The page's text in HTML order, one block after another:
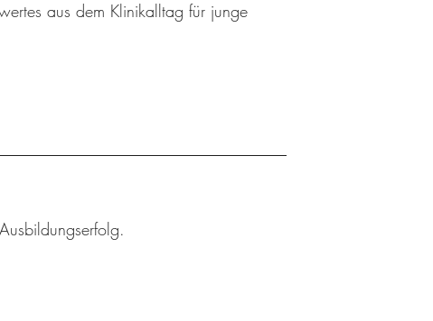
aus dem Klinikalltag für junge